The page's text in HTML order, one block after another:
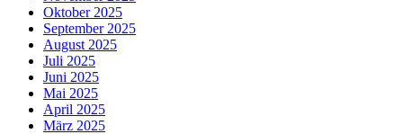
Oktober 2025
September 2025
August 2025
Juli 2025
Juni 2025
Mai 2025
April 2025
März 2025